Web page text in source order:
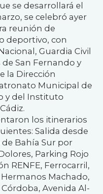
se desarrollará el
se celebró ayer
reunión de
deportivo, con
Guardia Civil
de San Fernando y
la Dirección
Municipal de
y del Instituto
los itinerarios
Salida desde
Bahía Sur por
Parking Rojo
RENFE, Ferrocarril,
Machado,
Avenida Al-